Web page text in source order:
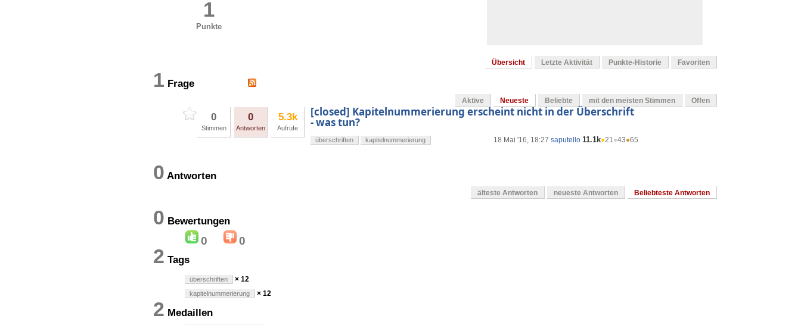
1
Punkte
Übersicht Letzte Aktivität Punkte-Historie Favoriten
1 Frage
Aktive Neueste Beliebte mit den meisten Stimmen Offen
0
Stimmen
0
Antworten
5.3k
Aufrufe
[closed] Kapitelnummerierung erscheint nicht in der Überschrift
- was tun?
18 Mai '16, 18:27 saputello 11.1k●21●43●65
überschriften kapitelnummerierung
0 Antworten
älteste Antworten neueste Antworten Beliebteste Antworten
0 Bewertungen
0 0
2 Tags
überschriften × 12
kapitelnummerierung × 12
2 Medaillen